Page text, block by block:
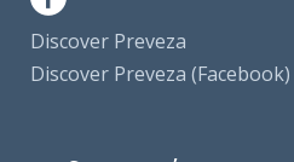
Discover Preveza
Discover Preveza (Facebook)